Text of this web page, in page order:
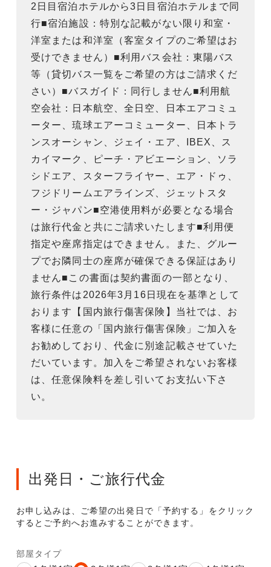
2日目宿泊ホテルから3日目宿泊ホテルまで同
行■宿泊施設：特別な記載がない限り和室・
洋室または和洋室（客室タイプのご希望はお
受けできません）■利用バス会社：東陽バス
等（貸切バス一覧をご希望の方はご請求くだ
さい）■バスガイド：同行しません■利用航
空会社：日本航空、全日空、日本エアコミュ
ーター、琉球エアーコミューター、日本トラ
ンスオーシャン、ジェイ・エア、IBEX、ス
カイマーク、ピーチ・アビエーション、ソラ
シドエア、スターフライヤー、エア・ドゥ、
フジドリームエアラインズ、ジェットスタ
ー・ジャパン■空港使用料が必要となる場合
は旅行代金と共にご請求いたします■利用便
指定や座席指定はできません。また、グルー
プでお隣同士の座席が確保できる保証はあり
ません■この書面は契約書面の一部となり、
旅行条件は2026年3月16日現在を基準として
おります【国内旅行傷害保険】当社では、お
客様に任意の「国内旅行傷害保険」ご加入を
お勧めしており、代金に別途記載させていた
だいています。加入をご希望されないお客様
は、任意保険料を差し引いてお支払い下さ
い。
出発日・ご旅行代金
お申し込みは、ご希望の出発日で「予約する」をクリック
するとご予約へお進みすることができます。
部屋タイプ